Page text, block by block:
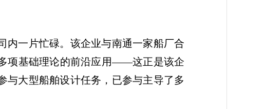
内一片忙碌。该企业与南通一家船厂合
项基础理论的前沿应用——这正是该企
与大型船舶设计任务，已参与主导了多